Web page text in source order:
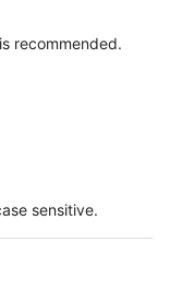
is recommended.
sensitive.